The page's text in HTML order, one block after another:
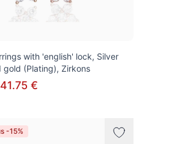
with 'english' lock, Silver
gold (Plating), Zirkons
41.75 €
-15%